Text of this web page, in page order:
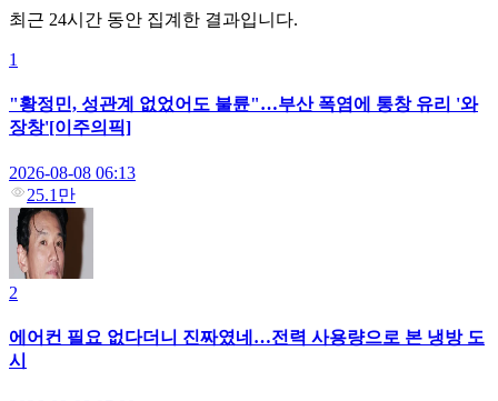
최근 24시간 동안 집계한 결과입니다.
1
"황정민, 성관계 없었어도 불륜"…부산 폭염에 통창 유리 '와
장창'[이주의픽]
2026-08-08 06:13
25.1만
2
에어컨 필요 없다더니 진짜였네…전력 사용량으로 본 냉방 도
시